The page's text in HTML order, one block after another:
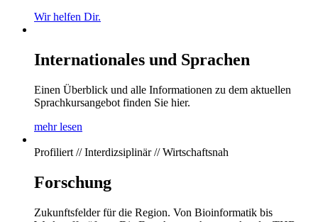
Wir helfen Dir.
Internationales und Sprachen
Einen Überblick und alle Informationen zu dem aktuellen
Sprachkursangebot finden Sie hier.
mehr lesen
Profiliert // Interdizsiplinär // Wirtschaftsnah
Forschung
Zukunftsfelder für die Region. Von Bioinformatik bis